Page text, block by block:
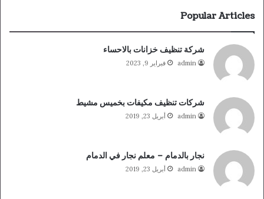
Popular Articles
شركة تنظيف خزانات بالاحساء
admin فبراير 9, 2023
شركات تنظيف مكيفات بخميس مشيط
admin أبريل 23, 2019
نجار بالدمام – معلم نجار في الدمام
admin أبريل 23, 2019